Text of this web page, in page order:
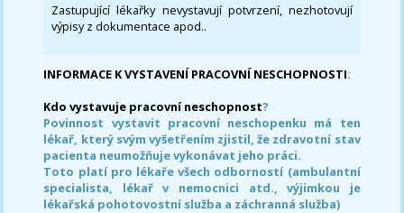
Zastupující lékařky nevystavují potvrzení, nezhotovují
výpisy z dokumentace apod..
INFORMACE K VYSTAVENÍ PRACOVNÍ NESCHOPNOSTI:
Kdo vystavuje pracovní neschopnost?
Povinnost vystavit pracovní neschopenku má ten
lékař, který svým vyšetřením zjistil, že zdravotní stav
pacienta neumožňuje vykonávat jeho práci.
Toto platí pro lékaře všech odborností (ambulantní
specialista, lékař v nemocnici atd., výjimkou je
lékařská pohotovostní služba a záchranná služba)